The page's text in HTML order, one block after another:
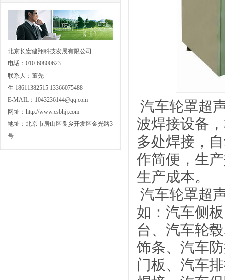
北京长宏建翔科技发展有限公司
电话：010-60800623
联系人：董先
生 18611382515 13366075488
E-MAIL：1043236144@qq.com
网址： http://www.csbhjj.com
地址：北京市房山区良乡开发区金光路3
号
汽车轮罩超
波焊接设备
多处焊接，
作简便，生
生产成本。
汽车轮罩超
如：汽车侧
台、汽车轮
饰条、汽车
门板、汽车